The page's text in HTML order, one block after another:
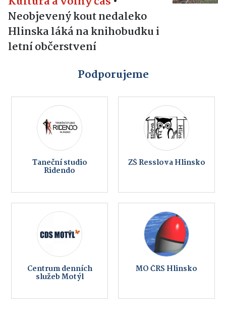
Neobjevený kout nedaleko
Hlinska láká na knihobudku i
letní občerstvení
Podporujeme
Taneční studio
Ridendo
ZŠ Resslova Hlinsko
Centrum denních
služeb Motýl
MO ČRS Hlinsko